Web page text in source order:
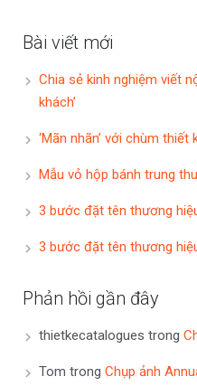
Bài viết mới
Chia sẻ kinh nghiệm viết
khách’
‘Mãn nhãn’ với chùm
Mẫu vỏ hộp bánh trung
3 bước đặt tên thương
3 bước đặt tên thương
Phản hồi gần đây
thietkecatalogues trong
Tom trong Chụp ảnh